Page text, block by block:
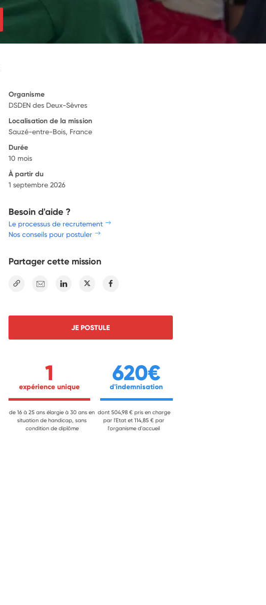
Organisme
DSDEN des Deux-Sèvres
Localisation de la mission
Sauzé-entre-Bois, France
Durée
10 mois
À partir du
1 septembre 2026
Besoin d'aide ?
Le processus de recrutement
Nos conseils pour postuler
Partager cette mission
E-mail Linkedin Twitter
JE POSTULE
1
expérience unique
de 16 à 25 ans élargie à 30 ans en
situation de handicap, sans
condition de diplôme
620€
d'indemnisation
dont 504,98 € pris en charge
par l'Etat et 114,85 € par
l'organisme d'accueil